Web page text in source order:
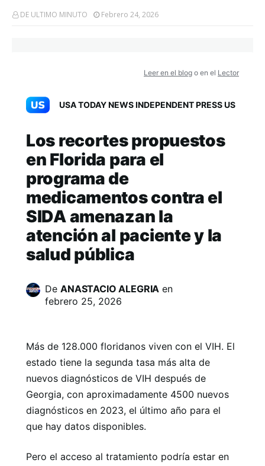
DE ULTIMO MINUTO Febrero 24, 2026
Leer en el blog o en el Lector
USA TODAY NEWS INDEPENDENT PRESS US
Los recortes propuestos
en Florida para el
programa de
medicamentos contra el
SIDA amenazan la
atención al paciente y la
salud pública
De ANASTACIO ALEGRIA en
febrero 25, 2026
Más de 128.000 floridanos viven con el VIH. El
estado tiene la segunda tasa más alta de
nuevos diagnósticos de VIH después de
Georgia, con aproximadamente 4500 nuevos
diagnósticos en 2023, el último año para el
que hay datos disponibles.
Pero el acceso al tratamiento podría estar en